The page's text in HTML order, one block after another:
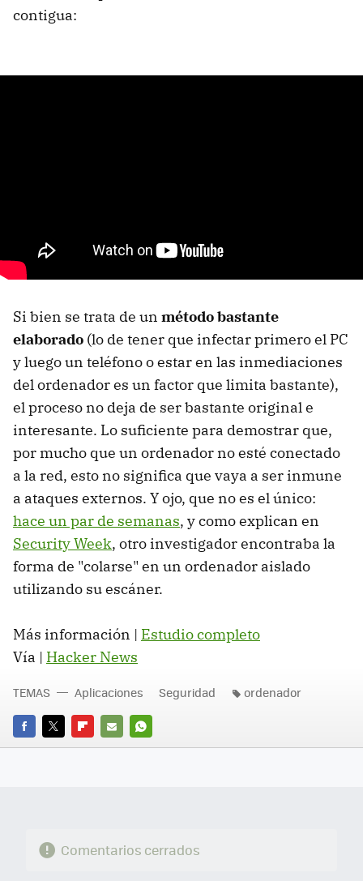
contigua:
Si bien se trata de un método bastante
elaborado (lo de tener que infectar primero el PC
y luego un teléfono o estar en las inmediaciones
del ordenador es un factor que limita bastante),
el proceso no deja de ser bastante original e
interesante. Lo suficiente para demostrar que,
por mucho que un ordenador no esté conectado
a la red, esto no significa que vaya a ser inmune
a ataques externos. Y ojo, que no es el único:
hace un par de semanas, y como explican en
Security Week, otro investigador encontraba la
forma de "colarse" en un ordenador aislado
utilizando su escáner.
Más información | Estudio completo
Vía | Hacker News
FACEBOOK
TWITTERFLIPBOARD
E-
WHATSAPP
TEMAS Aplicaciones Seguridad ordenador
Comentarios cerrados